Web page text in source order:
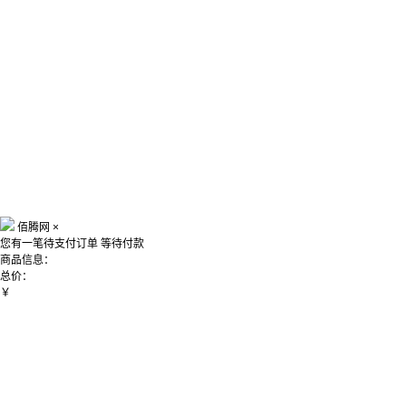
佰腾网 ×
您有一笔待支付订单 等待付款
商品信息：
总价：
￥